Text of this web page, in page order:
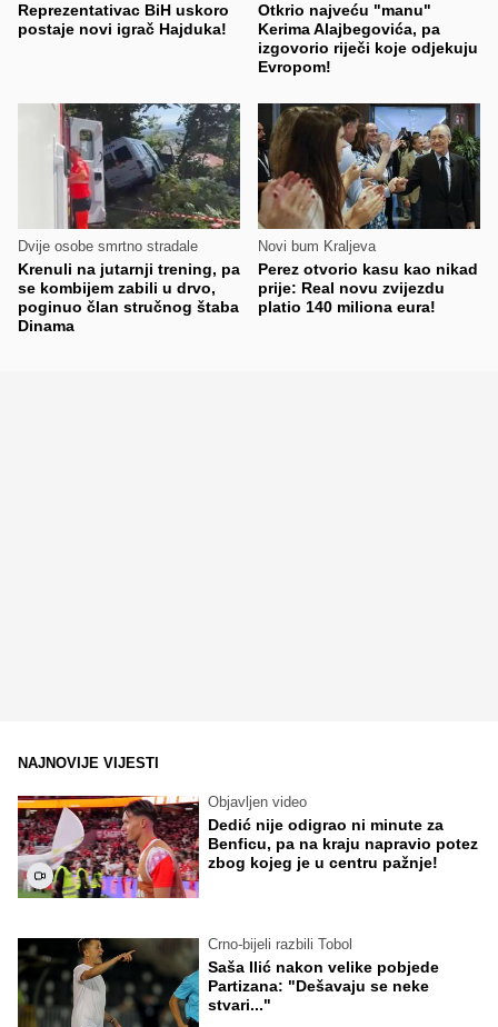
Reprezentativac BiH uskoro
postaje novi igrač Hajduka!
Otkrio najveću "manu"
Kerima Alajbegovića, pa
izgovorio riječi koje odjekuju
Evropom!
Dvije osobe smrtno stradale
Krenuli na jutarnji trening, pa
se kombijem zabili u drvo,
poginuo član stručnog štaba
Dinama
Novi bum Kraljeva
Perez otvorio kasu kao nikad
prije: Real novu zvijezdu
platio 140 miliona eura!
NAJNOVIJE VIJESTI
Objavljen video
Dedić nije odigrao ni minute za
Benficu, pa na kraju napravio potez
zbog kojeg je u centru pažnje!
Crno-bijeli razbili Tobol
Saša Ilić nakon velike pobjede
Partizana: "Dešavaju se neke
stvari..."